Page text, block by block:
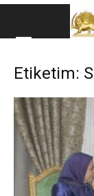
Etiketim: